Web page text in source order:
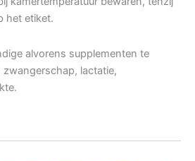
het etiket.
alvorens supplementen te
lactatie,